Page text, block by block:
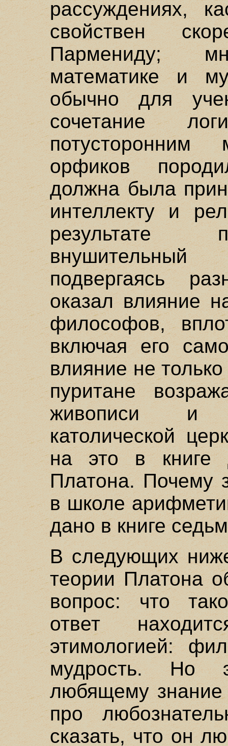
рассуждениях,
свойствен
Пармениду;
математике и
обычно для
сочетание
орфиков
должна была
интеллекту и
результате
подвергаясь
оказал влияние
философов,
включая его
влияние не
пуритане
живописи и
католической
на это в книге
Платона. Почему
в школе
дано в книге
В следующих
теории Платона
вопрос: что
ответ
этимологией:
мудрость. Но
любящему
про
сказать, что он